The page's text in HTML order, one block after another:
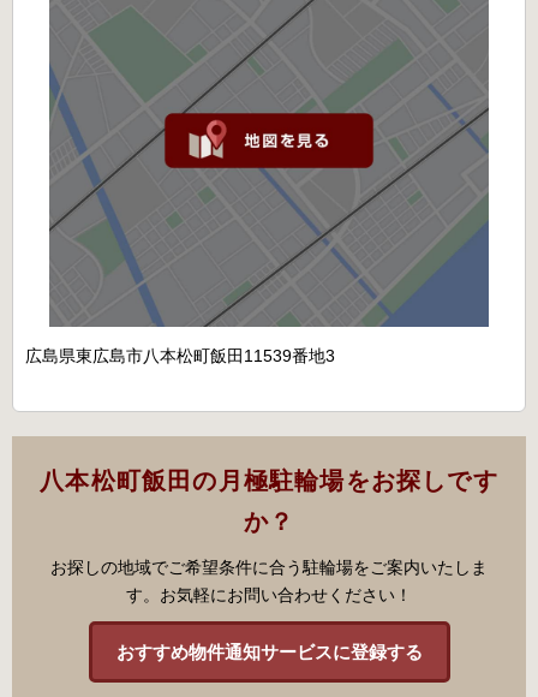
広島県東広島市八本松町飯田11539番地3
八本松町飯田の月極駐輪場をお探しです
か？
お探しの地域でご希望条件に合う駐輪場をご案内いたしま
す。お気軽にお問い合わせください！
おすすめ物件通知サービスに登録する